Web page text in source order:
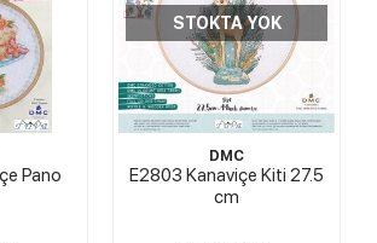
Pano
STOKTA YOK
DMC
E2803 Kanaviçe Kiti 27.5
cm